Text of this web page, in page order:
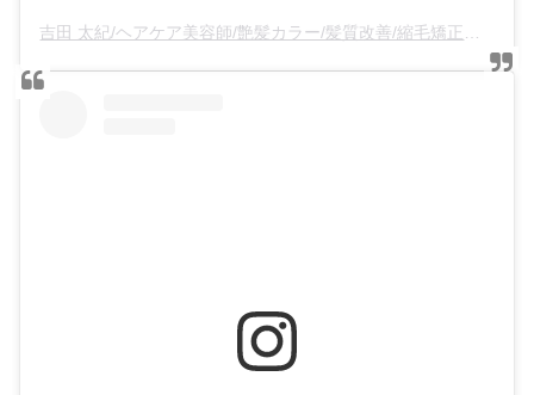
吉田 太紀/ヘアケア美容師/艶髪カラー/髪質改善/縮毛矯正